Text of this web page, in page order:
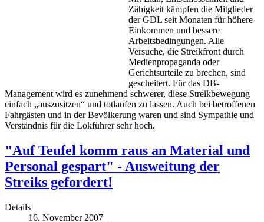
Zähigkeit kämpfen die Mitglieder
der GDL seit Monaten für höhere
Einkommen und bessere
Arbeitsbedingungen. Alle
Versuche, die Streikfront durch
Medienpropaganda oder
Gerichtsurteile zu brechen, sind
gescheitert. Für das DB-
Management wird es zunehmend schwerer, diese Streikbewegung
einfach „auszusitzen“ und totlaufen zu lassen. Auch bei betroffenen
Fahrgästen und in der Bevölkerung waren und sind Sympathie und
Verständnis für die Lokführer sehr hoch.
"Auf Teufel komm raus an Material und
Personal gespart" - Ausweitung der
Streiks gefordert!
Details
16. November 2007